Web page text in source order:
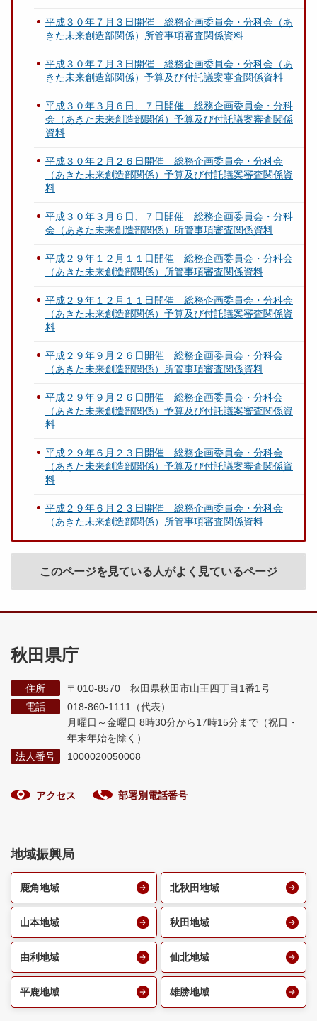
平成３０年７月３日開催 総務企画委員会・分科会（あ
きた未来創造部関係）所管事項審査関係資料
平成３０年７月３日開催 総務企画委員会・分科会（あ
きた未来創造部関係）予算及び付託議案審査関係資料
平成３０年３月６日、７日開催 総務企画委員会・分科
会（あきた未来創造部関係）予算及び付託議案審査関係
資料
平成３０年２月２６日開催 総務企画委員会・分科会
（あきた未来創造部関係）予算及び付託議案審査関係資
料
平成３０年３月６日、７日開催 総務企画委員会・分科
会（あきた未来創造部関係）所管事項審査関係資料
平成２９年１２月１１日開催 総務企画委員会・分科会
（あきた未来創造部関係）所管事項審査関係資料
平成２９年１２月１１日開催 総務企画委員会・分科会
（あきた未来創造部関係）予算及び付託議案審査関係資
料
平成２９年９月２６日開催 総務企画委員会・分科会
（あきた未来創造部関係）所管事項審査関係資料
平成２９年９月２６日開催 総務企画委員会・分科会
（あきた未来創造部関係）予算及び付託議案審査関係資
料
平成２９年６月２３日開催 総務企画委員会・分科会
（あきた未来創造部関係）予算及び付託議案審査関係資
料
平成２９年６月２３日開催 総務企画委員会・分科会
（あきた未来創造部関係）所管事項審査関係資料
このページを見ている人がよく見ているページ
秋田県庁
住所
〒010-8570 秋田県秋田市山王四丁目1番1号
電話
018-860-1111（代表）
月曜日～金曜日 8時30分から17時15分まで （祝日・
年末年始を除く）
法人番号
1000020050008
アクセス 部署別電話番号
地域振興局
鹿角地域 北秋田地域
山本地域 秋田地域
由利地域 仙北地域
平鹿地域 雄勝地域